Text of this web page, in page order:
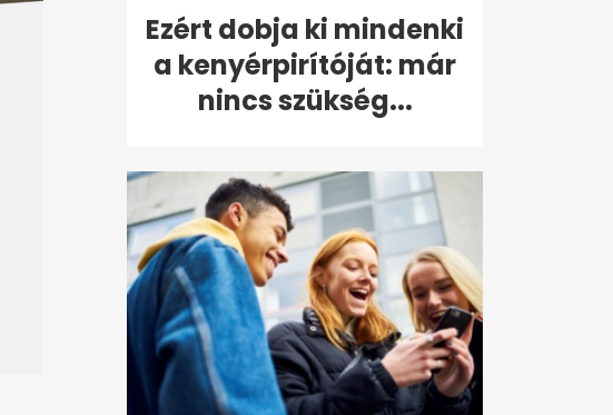
Ezért dobja ki mindenki
a kenyérpirítóját: már
nincs szükség...